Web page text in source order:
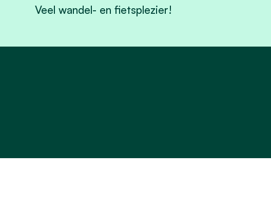
Veel wandel- en fietsplezier!